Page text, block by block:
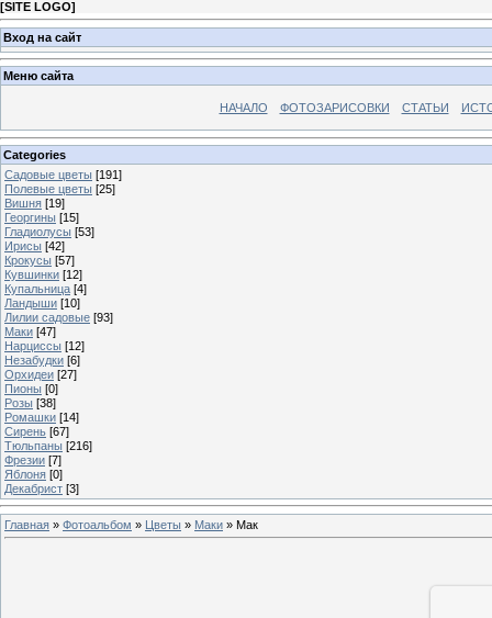
[SITE LOGO]
Вход на сайт
Меню сайта
НАЧАЛО ФОТОЗАРИСОВКИ СТАТЬИ
Categories
Садовые цветы [191]
Полевые цветы [25]
Вишня [19]
Георгины [15]
Гладиолусы [53]
Ирисы [42]
Крокусы [57]
Кувшинки [12]
Купальница [4]
Ландыши [10]
Лилии садовые [93]
Маки [47]
Нарциссы [12]
Незабудки [6]
Орхидеи [27]
Пионы [0]
Розы [38]
Ромашки [14]
Сирень [67]
Тюльпаны [216]
Фрезии [7]
Яблоня [0]
Декабрист [3]
Главная » Фотоальбом » Цветы » Маки » Мак